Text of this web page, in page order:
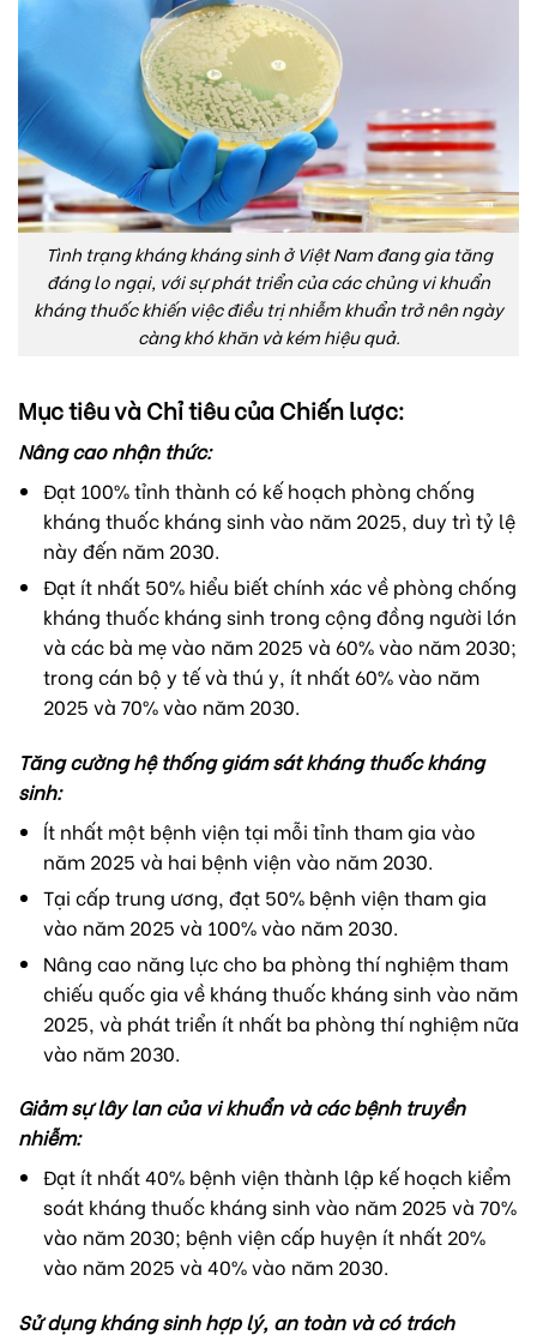
Tình trạng kháng kháng sinh ở Việt Nam đang gia tăng
đáng lo ngại, với sự phát triển của các chủng vi khuẩn
kháng thuốc khiến việc điều trị nhiễm khuẩn trở nên ngày
càng khó khăn và kém hiệu quả.
Mục tiêu và Chỉ tiêu của Chiến lược:
Nâng cao nhận thức:
Đạt 100% tỉnh thành có kế hoạch phòng chống
kháng thuốc kháng sinh vào năm 2025, duy trì tỷ lệ
này đến năm 2030.
Đạt ít nhất 50% hiểu biết chính xác về phòng chống
kháng thuốc kháng sinh trong cộng đồng người lớn
và các bà mẹ vào năm 2025 và 60% vào năm 2030;
trong cán bộ y tế và thú y, ít nhất 60% vào năm
2025 và 70% vào năm 2030.
Tăng cường hệ thống giám sát kháng thuốc kháng
sinh:
Ít nhất một bệnh viện tại mỗi tỉnh tham gia vào
năm 2025 và hai bệnh viện vào năm 2030.
Tại cấp trung ương, đạt 50% bệnh viện tham gia
vào năm 2025 và 100% vào năm 2030.
Nâng cao năng lực cho ba phòng thí nghiệm tham
chiếu quốc gia về kháng thuốc kháng sinh vào năm
2025, và phát triển ít nhất ba phòng thí nghiệm nữa
vào năm 2030.
Giảm sự lây lan của vi khuẩn và các bệnh truyền
nhiễm:
Đạt ít nhất 40% bệnh viện thành lập kế hoạch kiểm
soát kháng thuốc kháng sinh vào năm 2025 và 70%
vào năm 2030; bệnh viện cấp huyện ít nhất 20%
vào năm 2025 và 40% vào năm 2030.
Sử dụng kháng sinh hợp lý, an toàn và có trách